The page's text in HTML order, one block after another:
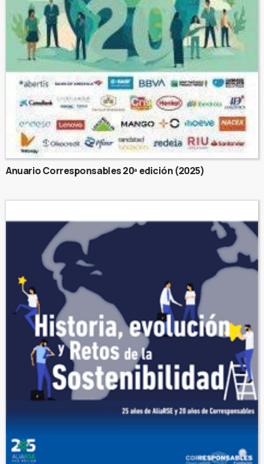
Anuario Corresponsables 20ª edición (2025)